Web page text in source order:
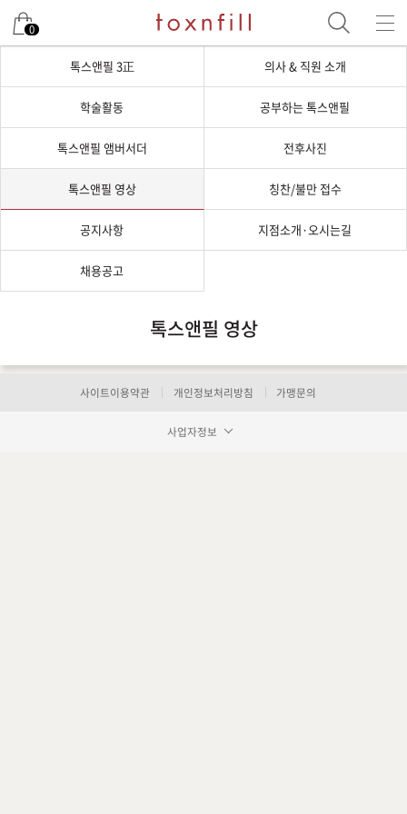
0
톡스앤필 3正 의사 & 직원 소개
학술활동 공부하는 톡스앤필
톡스앤필 앰버서더 전후사진
톡스앤필 영상 칭찬/불만 접수
공지사항 지점소개·오시는길
채용공고
톡스앤필 영상
사이트이용약관 개인정보처리방침 가맹문의
사업자정보